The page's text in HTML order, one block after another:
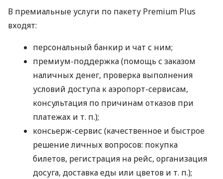
В премиальные услуги по пакету Premium Plus
входят:
персональный банкир и чат с ним;
премиум-поддержка (помощь с заказом
наличных денег, проверка выполнения
условий доступа к аэропорт-сервисам,
консультация по причинам отказов при
платежах и т. п.);
консьерж-сервис (качественное и быстрое
решение личных вопросов: покупка
билетов, регистрация на рейс, организация
досуга, доставка еды или цветов и т. п.);